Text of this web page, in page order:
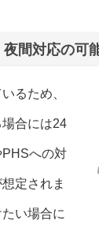
間対応の可
るため、
合には24
への対
定されま
い場合に